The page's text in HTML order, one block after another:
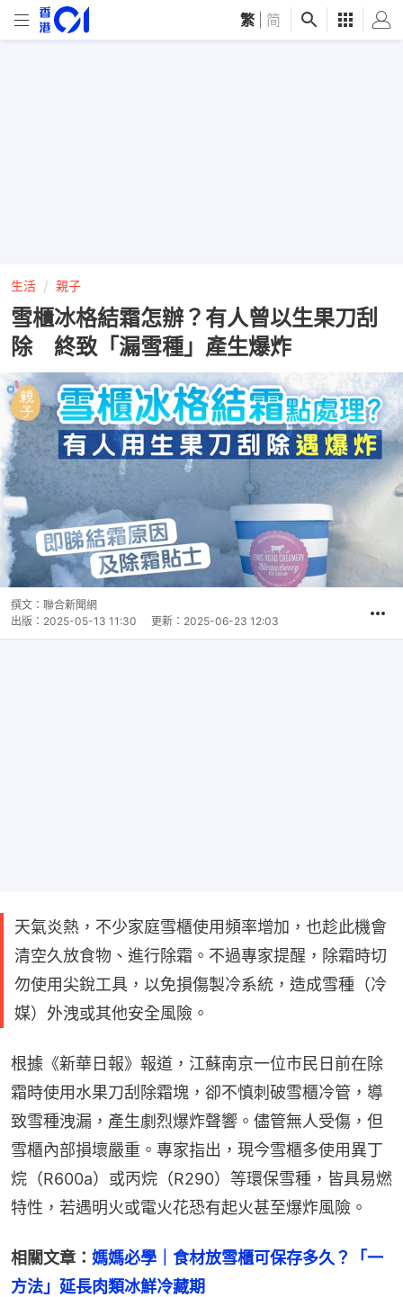
繁 简
生活 親子
雪櫃冰格結霜怎辦？有人曾以生果刀刮
除 終致「漏雪種」產生爆炸
撰文： 聯合新聞網
出版： 2025-05-13 11:30 更新： 2025-06-23 12:03
天氣炎熱，不少家庭雪櫃使用頻率增加，也趁此機會
清空久放食物、進行除霜。不過專家提醒，除霜時切
勿使用尖銳工具，以免損傷製冷系統，造成雪種（冷
媒）外洩或其他安全風險。
根據《新華日報》報道，江蘇南京一位市民日前在除
霜時使用水果刀刮除霜塊，卻不慎刺破雪櫃冷管，導
致雪種洩漏，產生劇烈爆炸聲響。儘管無人受傷，但
雪櫃內部損壞嚴重。專家指出，現今雪櫃多使用異丁
烷（R600a）或丙烷（R290）等環保雪種，皆具易燃
特性，若遇明火或電火花恐有起火甚至爆炸風險。
相關文章： 媽媽必學｜食材放雪櫃可保存多久？「一
方法」延長肉類冰鮮冷藏期